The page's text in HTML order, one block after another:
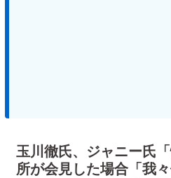
玉川徹氏、ジャニー氏
所が会見した場合「我